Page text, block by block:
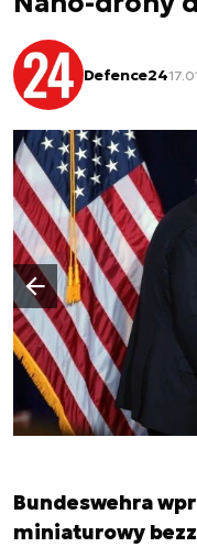
Defence24
Poprzedni slajd
Bundeswehra
miniaturowy